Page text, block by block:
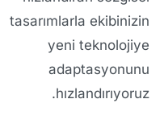
tasarımlarla ekibinizin
yeni teknolojiye
adaptasyonunu
hızlandırıyoruz.